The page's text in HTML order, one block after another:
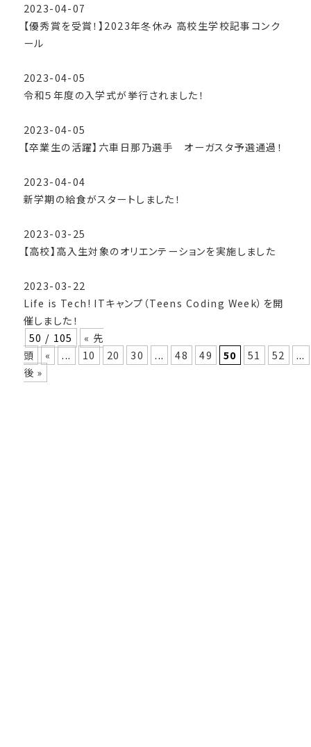
2023-04-07
【優秀賞を受賞！】2023年冬休み 高校生学校記事コンク
ール
2023-04-05
令和５年度の入学式が挙行されました！
2023-04-05
【卒業生の活躍】六車日那乃選手 オーガスタ予選通過！
2023-04-04
新学期の給食がスタートしました！
2023-03-25
【高校】高入生対象のオリエンテーションを実施しました
2023-03-22
Life is Tech! ITキャンプ（Teens Coding Week）を開
催しました！
50 / 105
« 先
頭
« ... 10 20 30 ... 48 49 50 51 52
...
後 »